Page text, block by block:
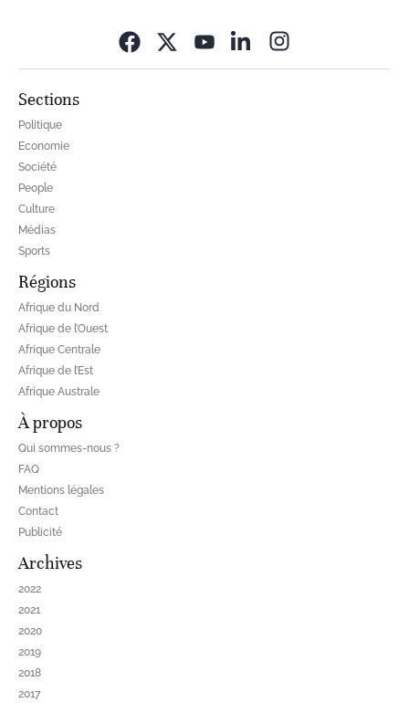
Sections
Politique
Economie
Société
People
Culture
Médias
Sports
Régions
Afrique du Nord
Afrique de l’Ouest
Afrique Centrale
Afrique de l’Est
Afrique Australe
À propos
Qui sommes-nous ?
FAQ
Mentions légales
Contact
Publicité
Archives
2022
2021
2020
2019
2018
2017